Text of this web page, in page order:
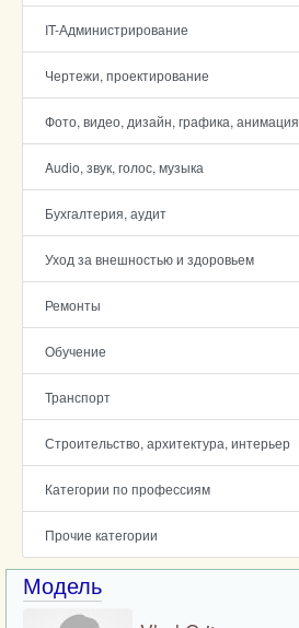
IT-Администрирование
Чертежи, проектирование
Фото, видео, дизайн, графика, анимация
Audio, звук, голос, музыка
Бухгалтерия, аудит
Уход за внешностью и здоровьем
Ремонты
Обучение
Транспорт
Строительство, архитектура, интерьер
Категории по профессиям
Прочие категории
Модель